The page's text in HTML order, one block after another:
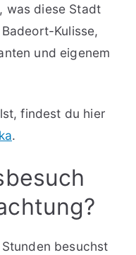
was diese Stadt
Kulisse,
und eigenem
findest du hier
.
besuchst